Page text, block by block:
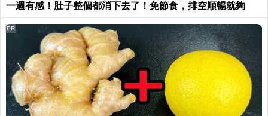
一週有感！肚子整個都消下去了！免節食，排空順暢就夠
PR